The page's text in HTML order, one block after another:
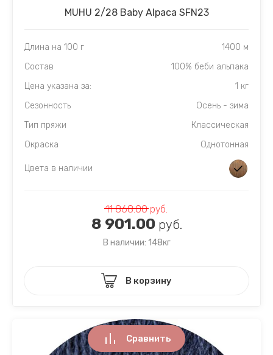
MUHU 2/28 Baby Alpaca SFN23
Длина на 100 г
1400 м
Состав
100% беби альпака
Цена указана за:
1 кг
Сезонность
Осень - зима
Тип пряжи
Классическая
Окраска
Однотонная
Цвета в наличии
11 868.00руб.
8 901.00 руб.
В наличии: 148кг
В корзину
Сравнить